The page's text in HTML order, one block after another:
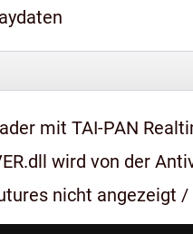
mit TAI-PAN
wird von der
nicht angezeigt /